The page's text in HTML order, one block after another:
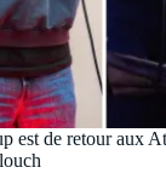
est de retour aux